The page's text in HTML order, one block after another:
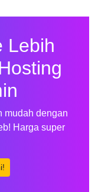
Lebih
mudah dengan
Harga super